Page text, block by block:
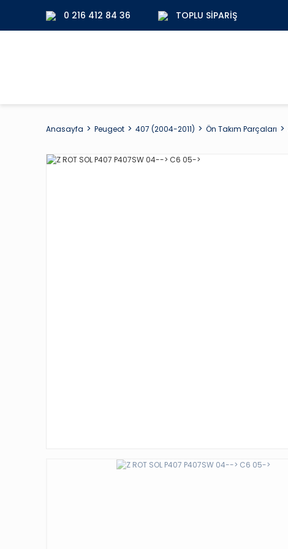
0 216 412 84 36 TOPLU SIPARIŞ
Anasayfa Peugeot 407 (2004-2011) Ön Takım Parçaları